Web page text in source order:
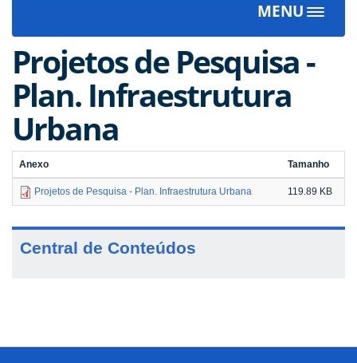
MENU
Toggle
Projetos de Pesquisa -
Plan. Infraestrutura
Urbana
Anexo Tamanho
Projetos de Pesquisa - Plan. Infraestrutura Urbana 119.89 KB
Central de Conteúdos